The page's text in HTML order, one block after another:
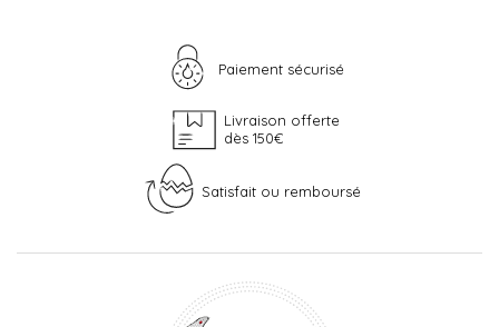
Paiement sécurisé
Livraison offerte
dès 150€
Satisfait ou remboursé